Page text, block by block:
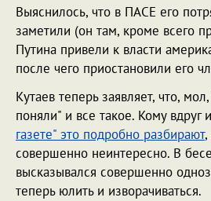
Выяснилось, что в ПАСЕ его
заметили (он там, кроме всего
Путина привели к власти
после чего приостановили его
Кутаев теперь заявляет, что,
поняли" и все такое. Кому вдруг
газете" это подробно разбирают,
совершенно неинтересно. В
высказывался совершенно
теперь юлить и изворачиваться.